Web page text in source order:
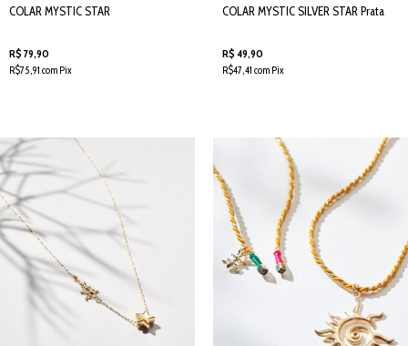
COLAR MYSTIC STAR
R$ 79,90
R$75,91 com Pix
COLAR MYSTIC SILVER STAR Prata
R$ 49,90
R$47,41 com Pix